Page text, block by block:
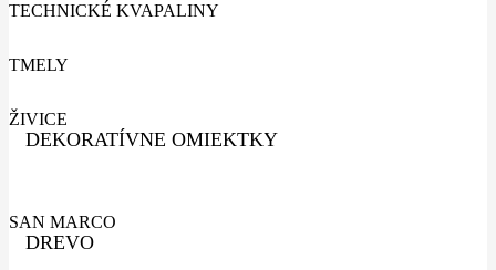
TECHNICKÉ KVAPALINY
TMELY
ŽIVICE
DEKORATÍVNE OMIEKTKY
SAN MARCO
DREVO